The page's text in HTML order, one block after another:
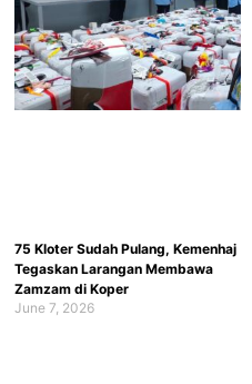
75 Kloter Sudah Pulang, Kemenhaj
Tegaskan Larangan Membawa
Zamzam di Koper
June 7, 2026